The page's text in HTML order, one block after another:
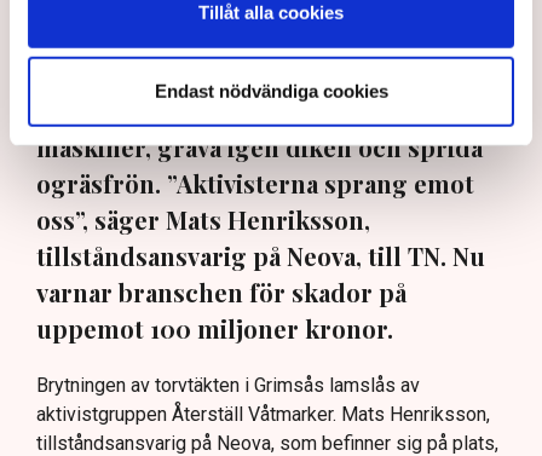
Tillåt alla cookies
Endast nödvändiga cookies
gången genom att klättra upp på
maskiner, gräva igen diken och sprida
ogräsfrön. ”Aktivisterna sprang emot
oss”, säger Mats Henriksson,
tillståndsansvarig på Neova, till TN. Nu
varnar branschen för skador på
uppemot 100 miljoner kronor.
Brytningen av torvtäkten i Grimsås lamslås av
aktivistgruppen Återställ Våtmarker. Mats Henriksson,
tillståndsansvarig på Neova, som befinner sig på plats,